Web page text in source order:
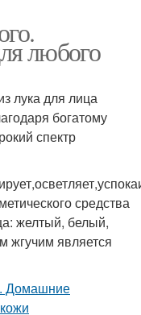
любого
лука для лица
богатому
спектр
средства
желтый, белый,
является